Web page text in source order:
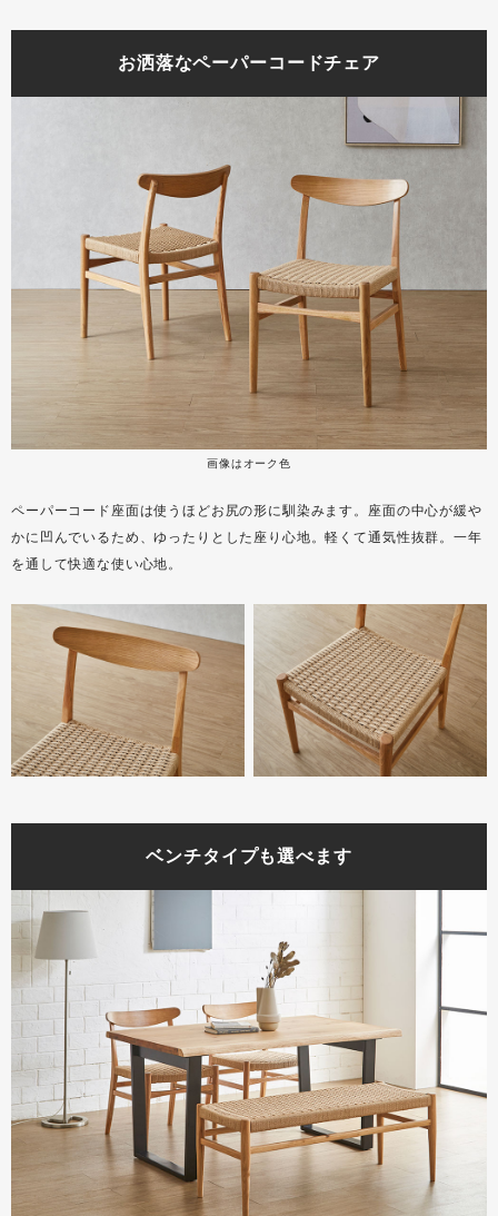
お洒落なペーパーコードチェア
画像はオーク色
ペーパーコード座面は使うほどお尻の形に馴染みます。座面の中心が緩や
かに凹んでいるため、ゆったりとした座り心地。軽くて通気性抜群。一年
を通して快適な使い心地。
ベンチタイプも選べます